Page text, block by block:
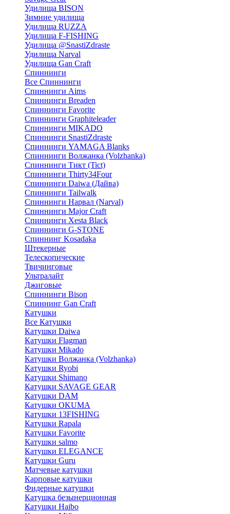
Удилища BISON
Зимние удилища
Удилища RUZZA
Удилища F-FISHING
Удилища @SnastiZdraste
Удилища Narval
Удилища Gan Craft
Спиннинги
Все Спиннинги
Спиннинги Aims
Спиннинги Breaden
Спиннинги Favorite
Спиннинги Graphiteleader
Спиннинги MIKADO
Спиннинги SnastiZdraste
Спиннинги YAMAGA Blanks
Спиннинги Волжанка (Volzhanka)
Спиннинги Тикт (Tict)
Спиннинги Thirty34Four
Спиннинги Daiwa (Дайва)
Спиннинги Tailwalk
Спиннинги Нарвал (Narval)
Спиннинги Major Craft
Спиннинги Xesta Black
Спиннинги G-STONE
Спиннинг Kosadaka
Штекерные
Телескопические
Твичинговые
Ультралайт
Джиговые
Спиннинги Bison
Спиннинг Gan Craft
Катушки
Все Катушки
Катушки Daiwa
Катушки Flagman
Катушки Mikado
Катушки Волжанка (Volzhanka)
Катушки Ryobi
Катушки Shimano
Катушки SAVAGE GEAR
Катушки DAM
Катушки OKUMA
Катушки 13FISHING
Катушки Rapala
Катушки Favorite
Катушки salmo
Катушки ELEGANCE
Катушки Guru
Матчевые катушки
Карповые катушки
Фидерные катушки
Катушка безынерционная
Катушки Haibo